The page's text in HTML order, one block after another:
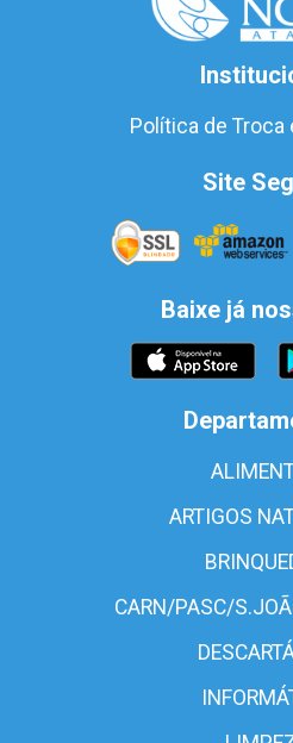
Política de Troca
Site
Baixe já
ARTIGOS
CARN/PASC/